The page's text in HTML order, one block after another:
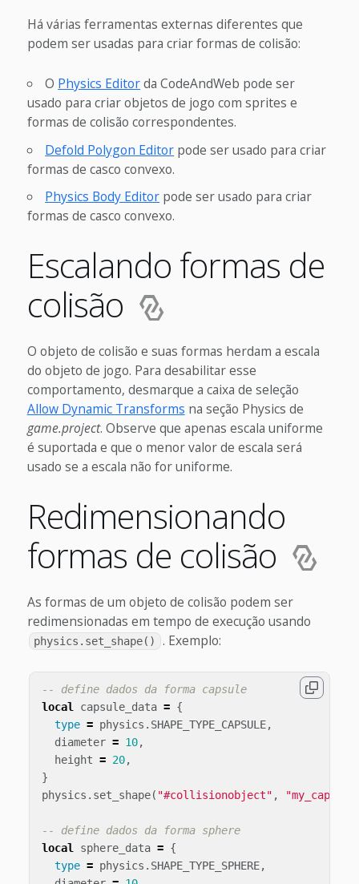
Há várias ferramentas externas diferentes que
podem ser usadas para criar formas de colisão:
O Physics Editorda CodeAndWeb pode ser
usado para criar objetos de jogo com sprites e
formas de colisão correspondentes.
Defold Polygon Editor pode ser usado para criar
formas de casco convexo.
Physics Body Editor pode ser usado para criar
formas de casco convexo.
Escalando formas de
colisão
O objeto de colisão e suas formas herdam a escala
do objeto de jogo. Para desabilitar esse
comportamento, desmarque a caixa de seleção
Allow Dynamic Transforms na seção Physics de
game.project. Observe que apenas escala uniforme
é suportada e que o menor valor de escala será
usado se a escala não for uniforme.
Redimensionando
formas de colisão
As formas de um objeto de colisão podem ser
redimensionadas em tempo de execução usando
physics.set_shape() . Exemplo:
-- define dados da forma capsule
local capsule_data = {
type = physics . SHAPE_TYPE_CAPSULE,
diameter = 10,
height = 20,
}
physics . set_shape( "#collisionobject" ,
-- define dados da forma sphere
local sphere_data = {
type = physics . SHAPE_TYPE_SPHERE,